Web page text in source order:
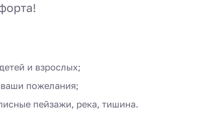
и взрослых;
пожелания;
пейзажи, река, тишина.